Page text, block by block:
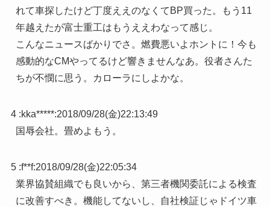
れて車探したけど丁度ええのなくてBP買った。もう11
年越えたが富士重工はもうええわなって感じ。
こんなニュースばかりでさ。燃費悪いよホントに！今も
感動的なCMやってるけど響きませんなあ。役者さんた
ちが不憫に思う。カローラにしよかな。
4 :kka*****:2018/09/28(金)22:13:49
国辱会社。畳めよもう。
5 :f**f:2018/09/28(金)22:05:34
業界協賛組織でも良いから、第三者機関委託による検査
に改善すべき。機能してないし、自社検証じゃドイツ車